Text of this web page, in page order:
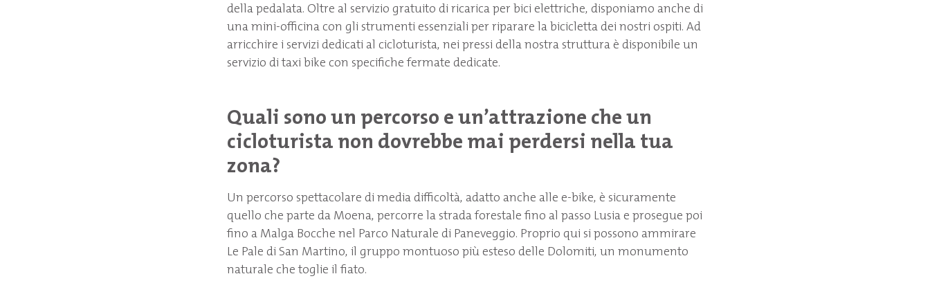
della pedalata. Oltre al servizio gratuito di ricarica per bici elettriche, disponiamo anche di
una mini-officina con gli strumenti essenziali per riparare la bicicletta dei nostri ospiti. Ad
arricchire i servizi dedicati al cicloturista, nei pressi della nostra struttura è disponibile un
servizio di taxi bike con specifiche fermate dedicate.
Quali sono un percorso e un’attrazione che un
cicloturista non dovrebbe mai perdersi nella tua
zona?
Un percorso spettacolare di media difficoltà, adatto anche alle e-bike, è sicuramente
quello che parte da Moena, percorre la strada forestale fino al passo Lusia e prosegue poi
fino a Malga Bocche nel Parco Naturale di Paneveggio. Proprio qui si possono ammirare
Le Pale di San Martino, il gruppo montuoso più esteso delle Dolomiti, un monumento
naturale che toglie il fiato.